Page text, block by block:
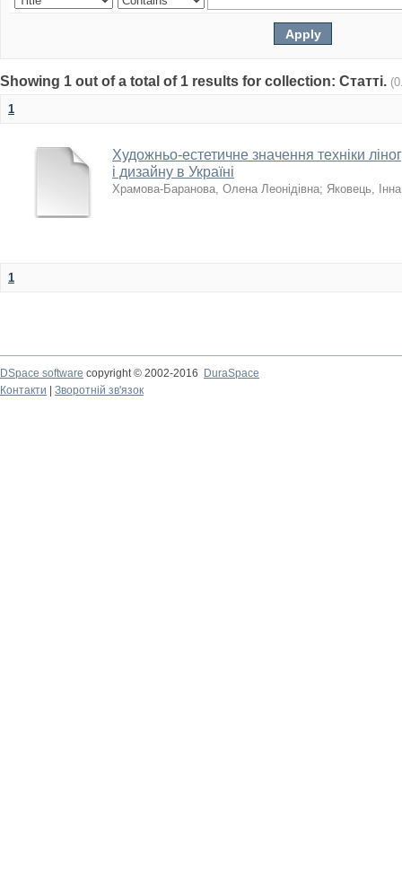
Showing 1 out of a total of 1 results for collection: Статті.
1
Художньо-естетичне значення техніки
і дизайну в Україні
Храмова-Баранова, Олена Леонідівна; Яковець,
1
DSpace software copyright © 2002-2016
DuraSpace
Контакти
Зворотній зв'язок